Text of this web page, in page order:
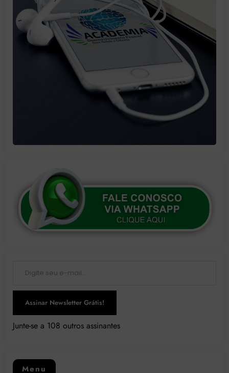
Assinar Newsletter Grátis!
Junte-se a 108 outros assinantes
Menu